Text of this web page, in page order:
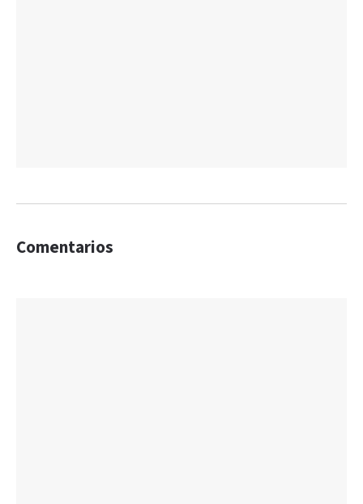
Comentarios